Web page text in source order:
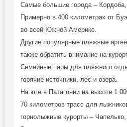
Самые большие города –
Примерно в 400 километрах от
во всей Южной Америке.
Другие популярные пляжные
также обратить внимание на
Семейные пары для пляжного
горячие источники, лес и озера.
На юге в Патагонии на высоте 1
70 километров трасс для
горнолыжные курорты –